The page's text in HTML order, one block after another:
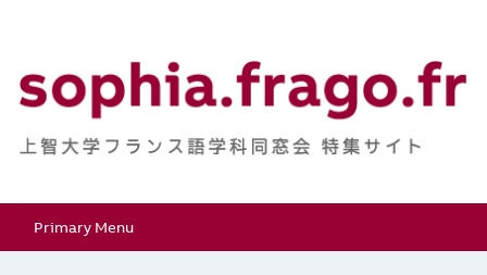
上智大学フランス語学
科同窓会
Primary Menu